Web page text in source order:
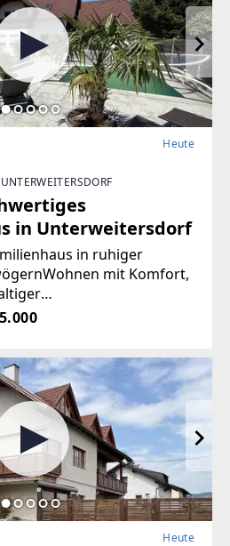
Heute
in Unterweitersdorf
in ruhiger
mit Komfort,
gepflegte
sich in einer ruhigen
Heute